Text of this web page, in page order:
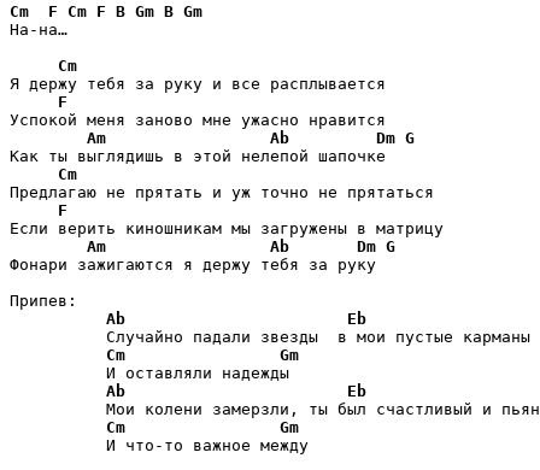
Cm
F Cm F B Gm B Gm
На-на…
Cm
Я держу тебя за руку и все расплывается
F
Успокой меня заново мне ужасно нравится
Am
Ab Dm G
Как ты выглядишь в этой нелепой шапочке
Cm
Предлагаю не прятать и уж точно не прятаться
F
Если верить киношникам мы загружены в матрицу
Am
Ab Dm G
Фонари зажигаются я держу тебя за руку
Припев:
Ab
Eb
          Случайно падали звезды  в мои пустые карманы
Cm
Gm
          И оставляли надежды
Ab
Eb
Мои колени замерзли, ты был счастливый и
Cm
Gm
          И что-то важное между